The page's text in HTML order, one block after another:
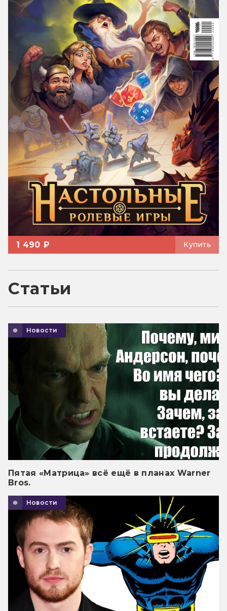
1 490 ₽ Купить
Статьи
Новости
Пятая «Матрица» всё ещё в планах Warner
Bros.
Новости